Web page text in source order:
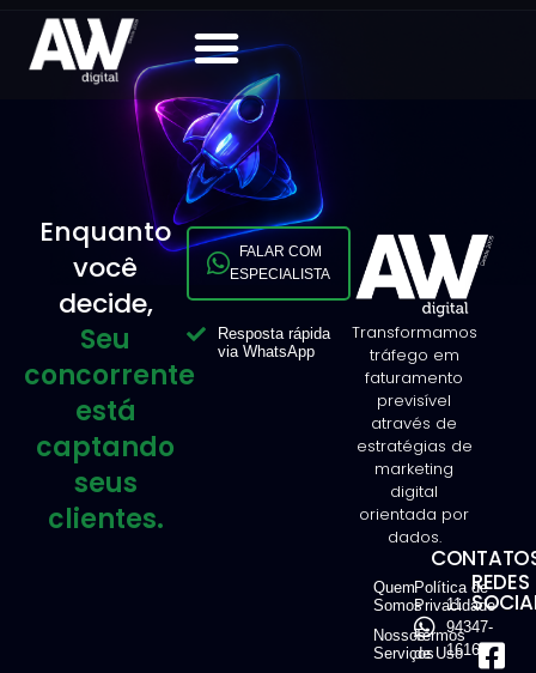
Enquanto
você
decide,
Seu
concorrente
está
captando
seus
clientes.
FALAR COM
ESPECIALISTA
Resposta rápida
via WhatsApp
Transformamos
tráfego em
faturamento
previsível
através de
estratégias de
marketing
digital
orientada por
dados.
Quem
Somos
Nossos
Serviços
Política de
Privacidade
Termos
de Uso
11
94347-
1616
REDES